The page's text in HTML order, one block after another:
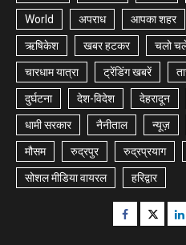
World अपराध आपका शहर
ऋषिकेश खबर हटकर चलो
चारधाम यात्रा ट्रेंडिंग खबरें
दुर्घटना देश-विदेश देहरादून
धामी सरकार नैनीताल न्यूज़
मौसम रुद्रपुर रुद्रप्रयाग
सोशल मीडिया वायरल हरिद्वार
Facebook
Twitter